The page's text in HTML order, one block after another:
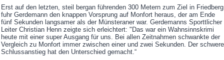
Erst auf den letzten, steil bergan führenden 300 Metern zum Ziel in Friedberg
fuhr Gerdemann den knappen Vorsprung auf Monfort heraus, der am Ende
fünf Sekunden langsamer als der Münsteraner war. Gerdemanns Sporttlicher
Leiter Christian Henn zeigte sich erleichtert: "Das war ein Wahnsinnskrimi
heute mit einer super Ausgang für uns. Bei allen Zeitnahmen schwankte der
Vergleich zu Monfort immer zwischen einer und zwei Sekunden. Der schwere
Schlussanstieg hat den Unterschied gemacht.“